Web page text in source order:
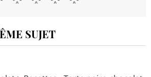
SUJET